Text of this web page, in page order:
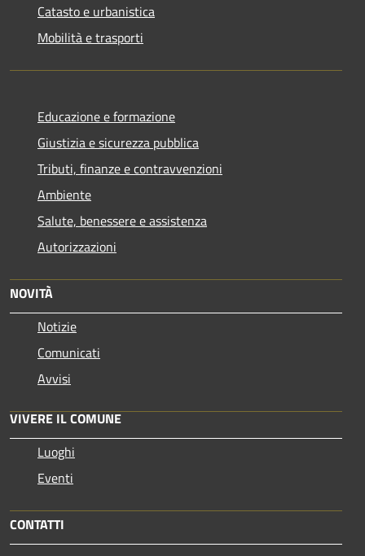
Catasto e urbanistica
Mobilità e trasporti
Educazione e formazione
Giustizia e sicurezza pubblica
Tributi, finanze e contravvenzioni
Ambiente
Salute, benessere e assistenza
Autorizzazioni
NOVITÀ
Notizie
Comunicati
Avvisi
VIVERE IL COMUNE
Luoghi
Eventi
CONTATTI